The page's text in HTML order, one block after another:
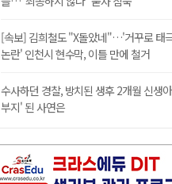
[속보] 김희철도 "X돌았네"…'거꾸로 태
논란' 인천시 현수막, 이틀 만에 철거
수사하던 경찰, 방치된 생후 2개월 신생
부지' 된 사연은